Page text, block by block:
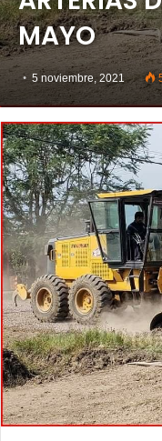
MAYO
5 noviembre, 2021